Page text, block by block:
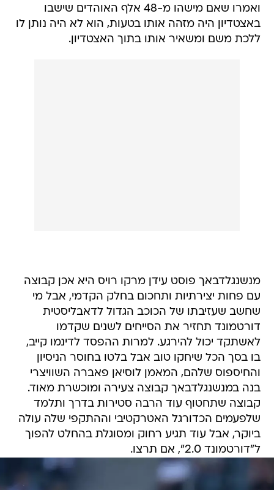
ואמרו שאם מישהו מ-48 אלף האוהדים שישבו
באצטדיון היה מזהה אותו בטעות, הוא לא היה נותן לו
ללכת משם ומשאיר אותו בתוך האצטדיון.
מנשנגלדבאך פוסט עידן מרקו רויס היא אכן קבוצה
עם פחות יצירתיות ותחכום בחלק הקדמי, אבל מי
שחשב שעזיבתו של הכוכב הגדול לדאבליסטית
דורטמונד תחזיר את הסייחים לשנים שקדמו
לאשתקד יכול להירגע. למרות ההפסד לדינמו קייב,
בו בסך הכל שיחקו טוב אבל בלטו בחוסר הניסיון
והחיספוס שלהם, המאמן לוסיאן פאברה השוויצרי
בנה במנשנגלדבאך קבוצה צעירה ומוכשרת מאוד.
קבוצה שתחטוף עוד הרבה סטירות בדרך ותלמד
שלפעמים הכדורגל האטרקטיבי וההתקפי שלה עולה
ביוקר, אבל עוד תגיע רחוק ומסוגלת בהחלט להפוך
ל"דורטמונד 2.0", אם תרצו.